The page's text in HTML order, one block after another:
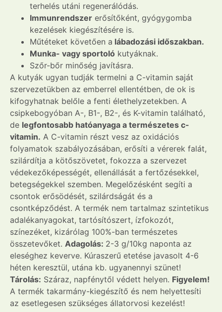
terhelés utáni regenerálódás.
Immunrendszer erősítőként, gyógygomba
kezelések kiegészítésére is.
Műtéteket követően a lábadozási időszakban.
Munka- vagy sportoló kutyáknak.
Szőr-bőr minőség javításra.
A kutyák ugyan tudják termelni a C-vitamin saját
szervezetükben az emberrel ellentétben, de ok is
kifogyhatnak belőle a fenti élethelyzetekben. A
csipkebogyóban A-, B1-, B2-, és K-vitamin található,
de legfontosabb hatóanyaga a természetes c-
vitamin. A C-vitamin részt vesz az oxidációs
folyamatok szabályozásában, erősíti a vérerek falát,
szilárdítja a kötőszövetet, fokozza a szervezet
védekezőképességét, ellenállását a fertőzésekkel,
betegségekkel szemben. Megelőzésként segíti a
csontok erősödését, szilárdságát és a
csontképződést. A termék nem tartalmaz szintetikus
adalékanyagokat, tartósítószert, ízfokozót,
színezéket, kizárólag 100%-ban természetes
összetevőket. Adagolás: 2-3 g/10kg naponta az
eleséghez keverve. Kúraszerű etetése javasolt 4-6
héten keresztül, utána kb. ugyanennyi szünet!
Tárolás: Száraz, napfénytől védett helyen. Figyelem!
A termék takarmány-kiegészítő és nem helyettesíti
az esetlegesen szükséges állatorvosi kezelést!